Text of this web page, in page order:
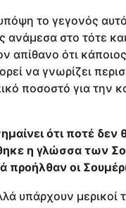
το γεγονός
ανάμεσα στο τότε
απίθανο ότι
να γνωρίζει
ποσοστό για την
ότι ποτέ δεν
η γλώσσα των
προήλθαν οι
υπάρχουν μερικοί